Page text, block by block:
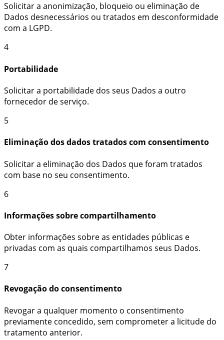
Solicitar a anonimização, bloqueio ou eliminação de
Dados desnecessários ou tratados em desconformidade
com a LGPD.
4
Portabilidade
Solicitar a portabilidade dos seus Dados a outro
fornecedor de serviço.
5
Eliminação dos dados tratados com consentimento
Solicitar a eliminação dos Dados que foram tratados
com base no seu consentimento.
6
Informações sobre compartilhamento
Obter informações sobre as entidades públicas e
privadas com as quais compartilhamos seus Dados.
7
Revogação do consentimento
Revogar a qualquer momento o consentimento
previamente concedido, sem comprometer a licitude do
tratamento anterior.